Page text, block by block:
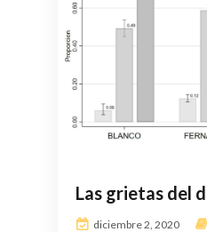
Las grietas del
diciembre 2, 2020